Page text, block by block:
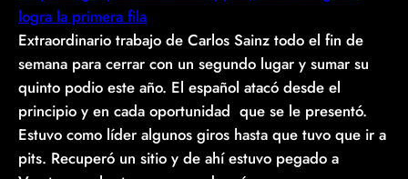
logra la primera fila
Extraordinario trabajo de Carlos Sainz todo el fin de
semana para cerrar con un segundo lugar y sumar su
quinto podio este año. El español atacó desde el
principio y en cada oportunidad que se le presentó.
Estuvo como líder algunos giros hasta que tuvo que ir a
pits. Recuperó un sitio y de ahí estuvo pegado a